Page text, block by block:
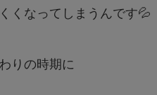
くなってしまうんです💦
りの時期に